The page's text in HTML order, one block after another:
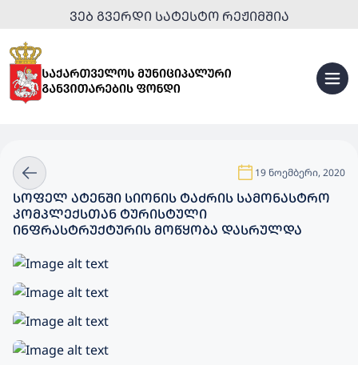
ᲕᲔᲑ ᲒᲕᲔᲠᲓᲘ ᲡᲐᲢᲔᲡᲢᲝ ᲠᲔᲟᲘᲛᲨᲘᲐ
19 ნოემბერი, 2020
ᲡᲝᲤᲔᲚ ᲐᲢᲔᲜᲨᲘ ᲡᲘᲝᲜᲘᲡ ᲢᲐᲫᲠᲘᲡ ᲡᲐᲛᲝᲜᲐᲡᲢᲠᲝ
ᲙᲝᲛᲞᲚᲔᲥᲡᲗᲐᲜ ᲢᲣᲠᲘᲡᲢᲣᲚᲘ
ᲘᲜᲤᲠᲐᲡᲢᲠᲣᲥᲢᲣᲠᲘᲡ ᲛᲝᲬᲧᲝᲑᲐ ᲓᲐᲡᲠᲣᲚᲓᲐ